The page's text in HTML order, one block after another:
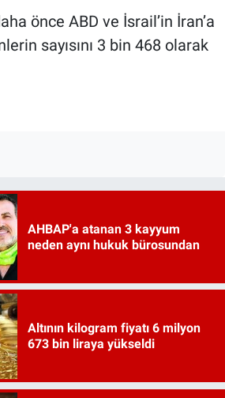
önce ABD ve İsrail’in İran’a
sayısını 3 bin 468 olarak
AHBAP'a atanan 3 kayyum
neden aynı hukuk bürosundan
Altının kilogram fiyatı 6 milyon
673 bin liraya yükseldi